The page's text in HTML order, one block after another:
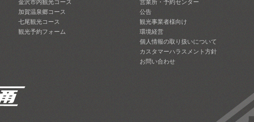
金沢市内観光コース
加賀温泉郷コース
七尾観光コース
観光予約フォーム
営業所・予約センター
公告
観光事業者様向け
環境経営
個人情報の取り扱いについて
カスタマーハラスメント方針
お問い合わせ